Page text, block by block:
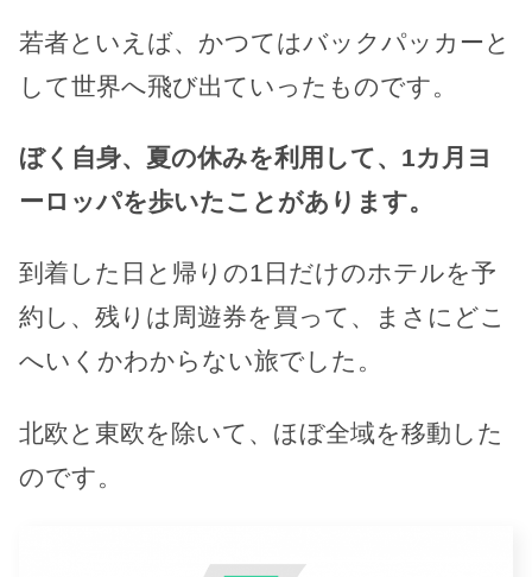
若者といえば、かつてはバックパッカーと
して世界へ飛び出ていったものです。
ぼく自身、夏の休みを利用して、1カ月ヨ
ーロッパを歩いたことがあります。
到着した日と帰りの1日だけのホテルを予
約し、残りは周遊券を買って、まさにどこ
へいくかわからない旅でした。
北欧と東欧を除いて、ほぼ全域を移動した
のです。